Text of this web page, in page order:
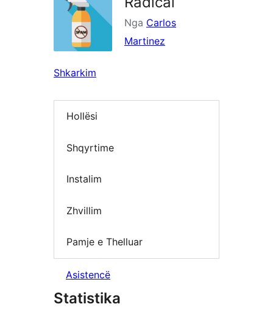
Nga Carlos
Martinez
Shkarkim
Hollësi
Shqyrtime
Instalim
Zhvillim
Pamje e Thelluar
Asistencë
Statistika